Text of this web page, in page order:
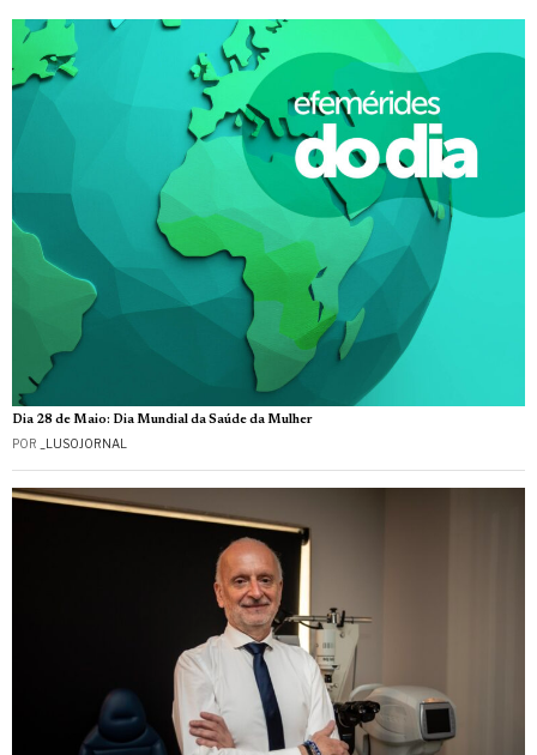
Dia 28 de Maio: Dia Mundial da Saúde da Mulher
POR _LUSOJORNAL